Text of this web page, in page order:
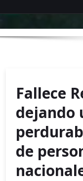
Fallece
dejando
de